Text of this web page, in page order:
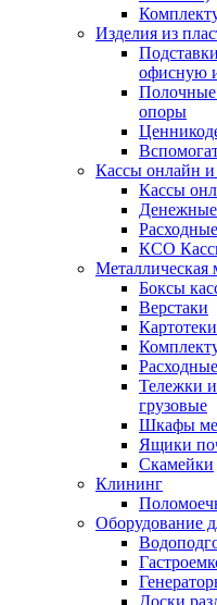
Изделия из
офисную
Полочные
опоры
Кассы онлайн и
Кассы
КСО
Металлическая
Боксы
Верстаки
Картотеки
Тележки
грузовые
Шкафы
Ящики
Скамейки
Клининг
Оборудование
Доски